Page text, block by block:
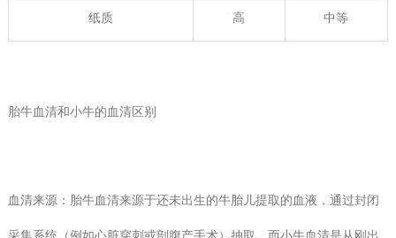
纸质 高 中等
胎牛血清和小牛的血清区别
血清来源：胎牛血清来源于还未出生的牛胎儿提取的血液，通过封闭